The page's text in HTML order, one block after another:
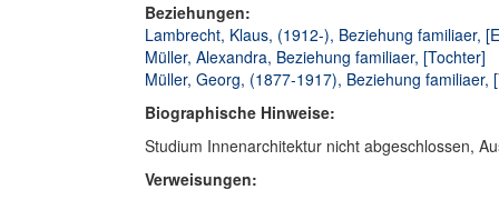
Beziehungen:
Lambrecht, Klaus, (1912-), Beziehung familiaer,
Müller, Alexandra, Beziehung familiaer, [Tochter]
Müller, Georg, (1877-1917), Beziehung familiaer,
Biographische Hinweise:
Studium Innenarchitektur nicht abgeschlossen,
Verweisungen: